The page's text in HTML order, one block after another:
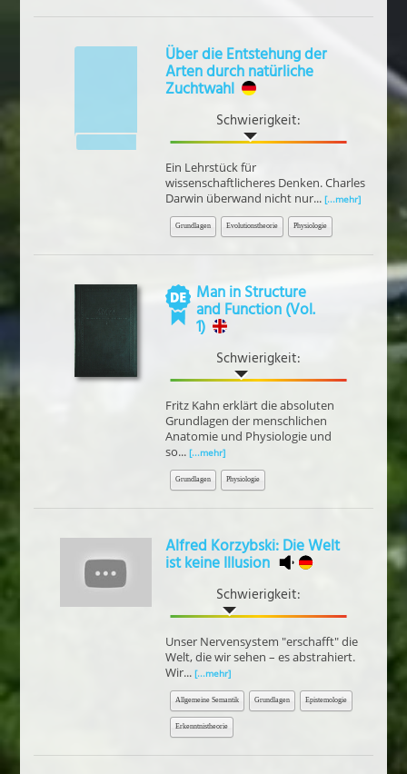
Über die Entstehung der
Arten durch natürliche
Zuchtwahl
Schwierigkeit:
Ein Lehrstück für
wissenschaftlicheres Denken. Charles
Darwin überwand nicht nur... [...mehr]
Grundlagen Evolutionstheorie Physiologie
Man in Structure
and Function (Vol.
1)
Schwierigkeit:
Fritz Kahn erklärt die absoluten
Grundlagen der menschlichen
Anatomie und Physiologie und
so... [...mehr]
Grundlagen Physiologie
Alfred Korzybski: Die Welt
ist keine Illusion
Schwierigkeit:
Unser Nervensystem "erschafft" die
Welt, die wir sehen – es abstrahiert.
Wir... [...mehr]
Allgemeine Semantik Grundlagen Epistemologie
Erkenntnistheorie